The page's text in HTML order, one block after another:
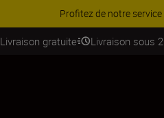
PROMOTION ACCESSOIRES
Livraison gratuite Livraison sous